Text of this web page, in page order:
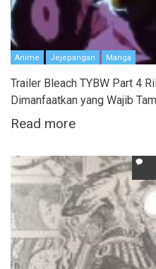
Anime Jejepangan Manga
Trailer Bleach TYBW Part 4
Dimanfaatkan yang Wajib
Read more